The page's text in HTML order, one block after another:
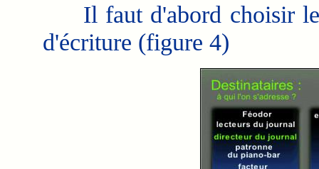
Il faut d'abord choisir
d'écriture (figure 4)